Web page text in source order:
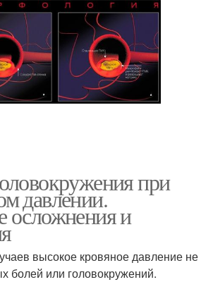
при
давлении.
и
высокое кровяное давление не
болей или головокружений.